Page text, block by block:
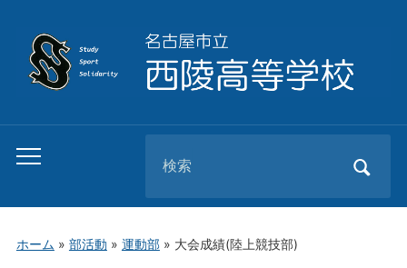
Toggle
menu
for:
ホーム » 部活動 » 運動部» 大会成績(陸上競技部)